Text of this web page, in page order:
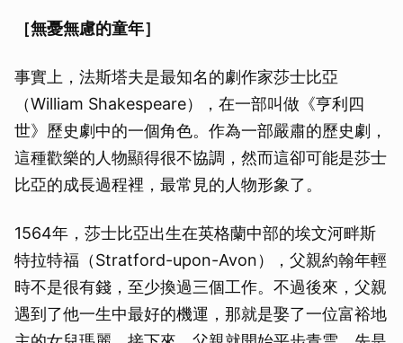
［無憂無慮的童年］
事實上，法斯塔夫是最知名的劇作家莎士比亞
（William Shakespeare），在一部叫做《亨利四
世》歷史劇中的一個角色。作為一部嚴肅的歷史劇，
這種歡樂的人物顯得很不協調，然而這卻可能是莎士
比亞的成長過程裡，最常見的人物形象了。
1564年，莎士比亞出生在英格蘭中部的埃文河畔斯
特拉特福（Stratford-upon-Avon），父親約翰年輕
時不是很有錢，至少換過三個工作。不過後來，父親
遇到了他一生中最好的機運，那就是娶了一位富裕地